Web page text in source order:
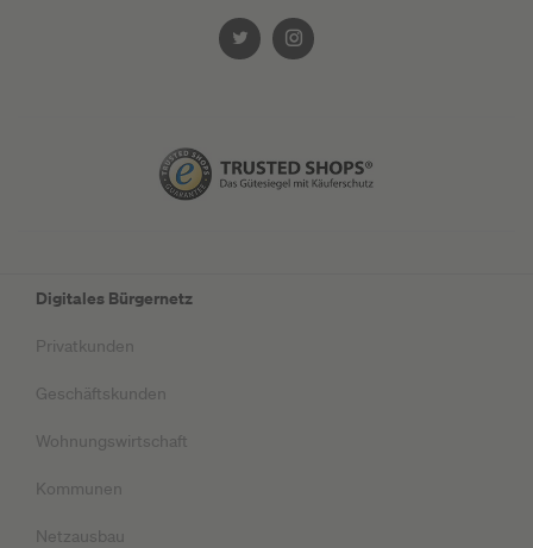
Digitales Bürgernetz
Privatkunden
Geschäftskunden
Wohnungswirtschaft
Kommunen
Netzausbau